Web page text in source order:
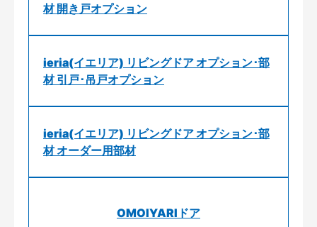
材 開き戸オプション
ieria(イエリア) リビングドア オプション･部
材 引戸･吊戸オプション
ieria(イエリア) リビングドア オプション･部
材 オーダー用部材
OMOIYARIドア